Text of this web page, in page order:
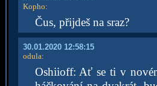
Kopho:
Čus, přijdeš na sraz?
30.01.2020 12:58:15
odula:
Oshiioff: Ať se ti v